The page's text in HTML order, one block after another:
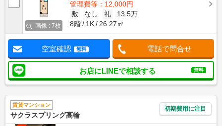
画像 : 7枚
管理費等：12,000円
敷
なし 礼
13.5万
8階
1K 26.27㎡
空室確認 無料 電話で問合せ
お店にLINEで相談する 無料
賃貸マンション
サクラスプリング高輪
初期費用に注目